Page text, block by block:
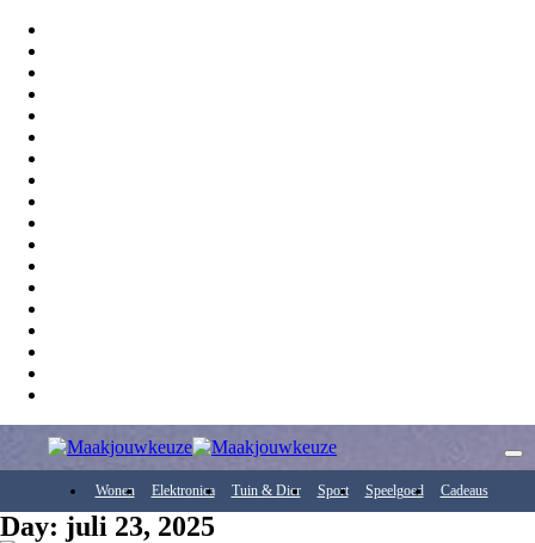
Wonen Elektronica Tuin & Dier Sport Speelgoed Cadeaus
Day: juli 23, 2025